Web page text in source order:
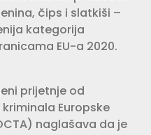
čips i slatkiši –
kategorija
EU-a 2020.
prijetnje od
Europske
naglašava da je